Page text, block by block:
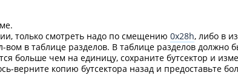
только смотреть надо по смещению 0x28h, либо в
вом в таблице разделов. В таблице разделов должно
больше чем на единицу, сохраните бутсектор и
верните копию бутсектора назад и предоставьте